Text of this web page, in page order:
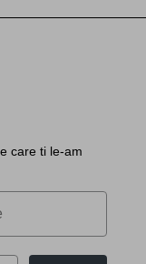
care ti le-am